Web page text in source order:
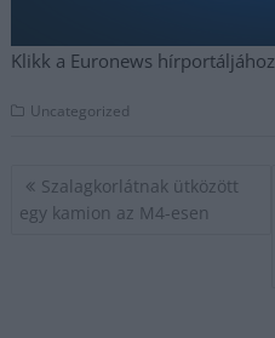
Klikk a Euronews hírportáljához
Uncategorized
Bejegyzés
navigáció
Szalagkorlátnak ütközött
egy kamion az M4-esen